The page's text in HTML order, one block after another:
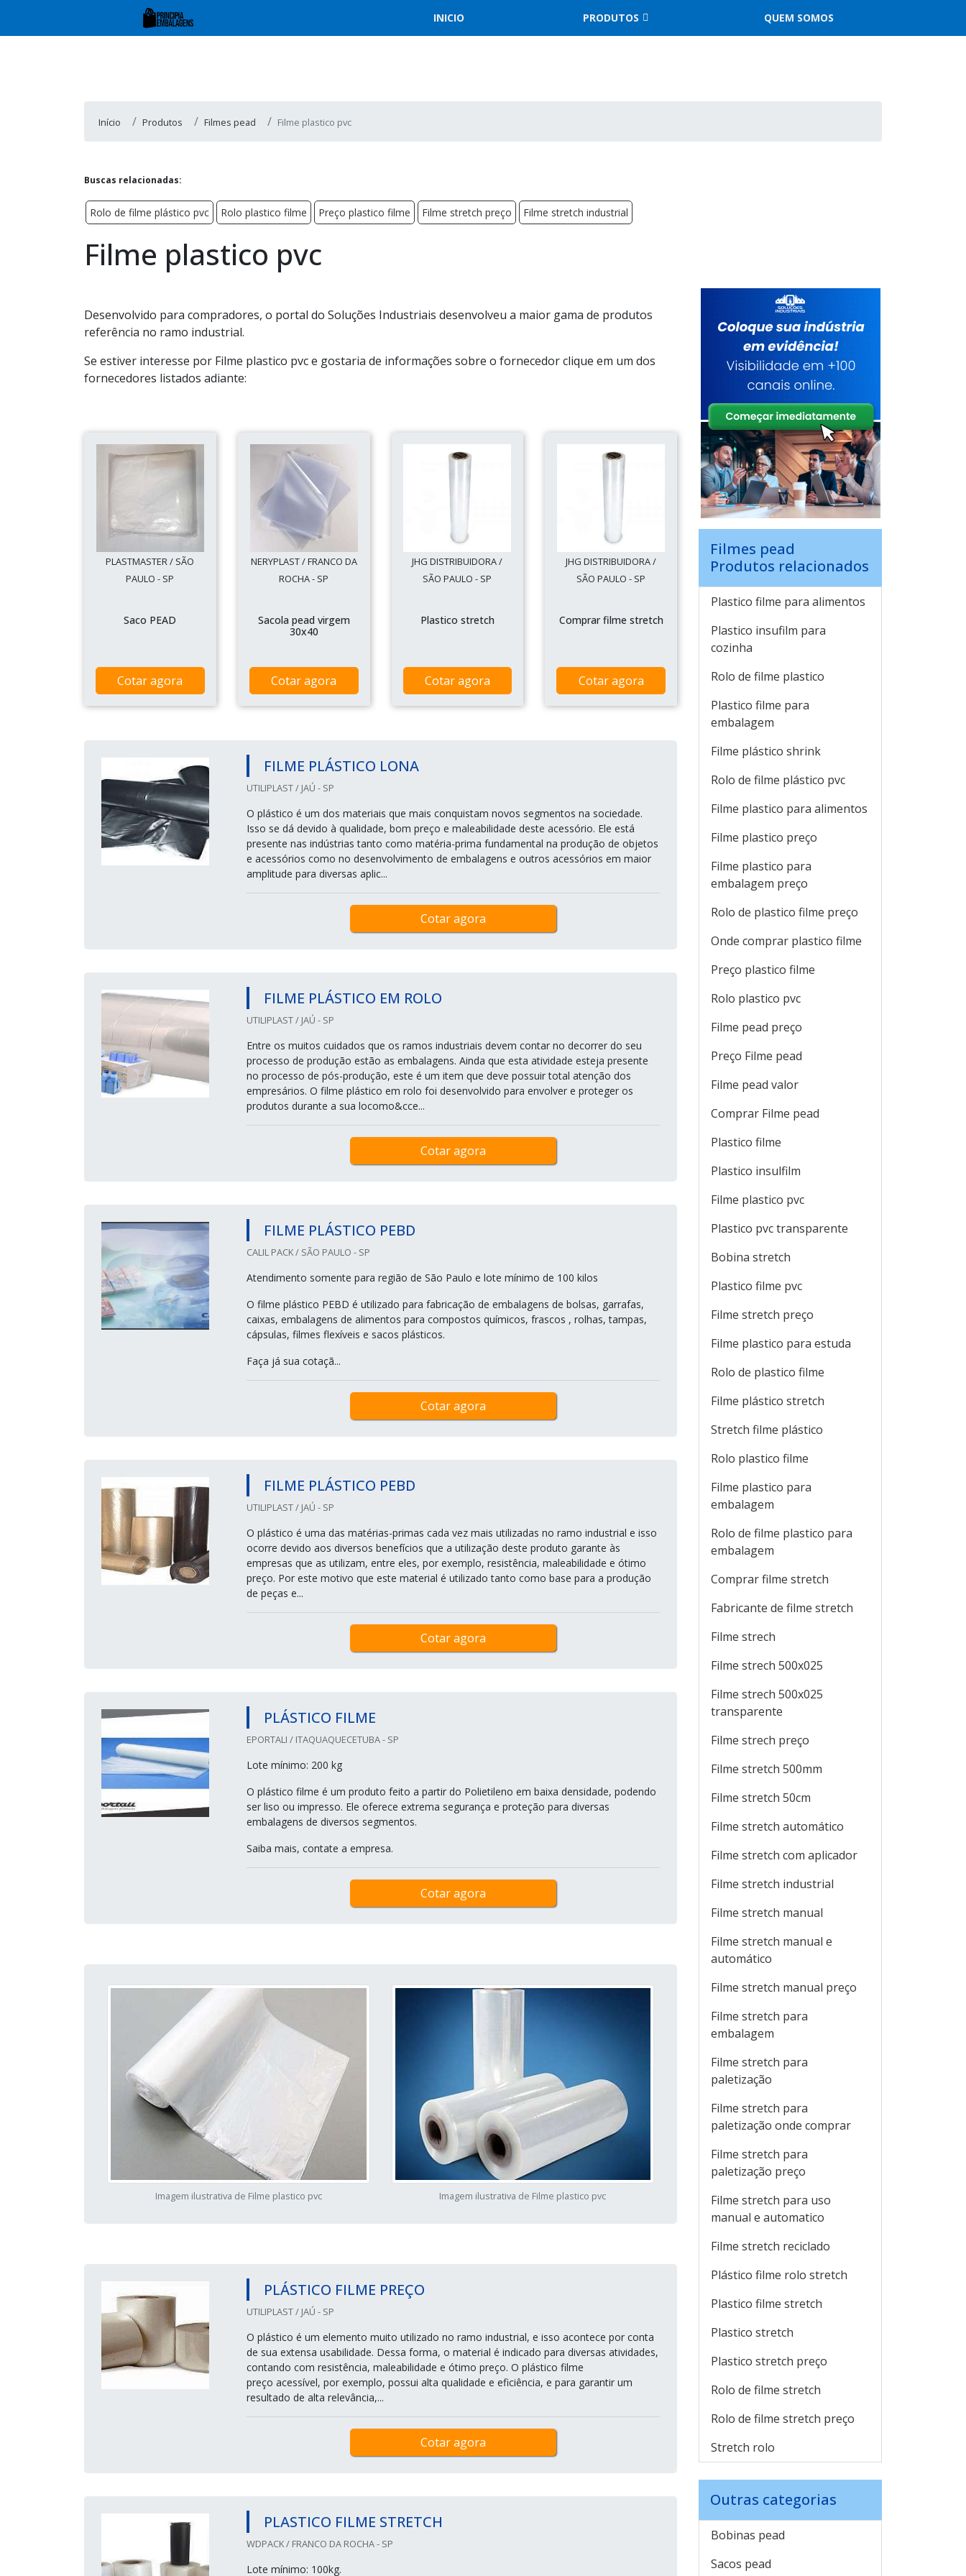
INICIO PRODUTOS QUEM SOMOS
Início Produtos Filmes pead Filme plastico pvc
Buscas relacionadas:
Rolo de filme plástico pvc Rolo plastico filme Preço plastico filme Filme stretch preço Filme stretch industrial
Filme plastico pvc
Desenvolvido para compradores, o portal do Soluções Industriais desenvolveu a maior gama de produtos
referência no ramo industrial.
Se estiver interesse por Filme plastico pvc e gostaria de informações sobre o fornecedor clique em um dos
fornecedores listados adiante:
PLASTMASTER / SÃO
PAULO - SP
Saco PEAD
Cotar agora
NERYPLAST / FRANCO DA
ROCHA - SP
Sacola pead virgem
30x40
Cotar agora
JHG DISTRIBUIDORA /
SÃO PAULO - SP
Plastico stretch
Cotar agora
JHG DISTRIBUIDORA /
SÃO PAULO - SP
Comprar filme stretch
Cotar agora
FILME PLÁSTICO LONA
UTILIPLAST / JAÚ - SP
O plástico é um dos materiais que mais conquistam novos segmentos na sociedade.
Isso se dá devido à qualidade, bom preço e maleabilidade deste acessório. Ele está
presente nas indústrias tanto como matéria-prima fundamental na produção de objetos
e acessórios como no desenvolvimento de embalagens e outros acessórios em maior
amplitude para diversas aplic...
Cotar agora
FILME PLÁSTICO EM ROLO
UTILIPLAST / JAÚ - SP
Entre os muitos cuidados que os ramos industriais devem contar no decorrer do seu
processo de produção estão as embalagens. Ainda que esta atividade esteja presente
no processo de pós-produção, este é um item que deve possuir total atenção dos
empresários. O filme plástico em rolo foi desenvolvido para envolver e proteger os
produtos durante a sua locomo&cce...
Cotar agora
FILME PLÁSTICO PEBD
CALIL PACK / SÃO PAULO - SP
Atendimento somente para região de São Paulo e lote mínimo de 100 kilos
O filme plástico PEBD é utilizado para fabricação de embalagens de bolsas, garrafas,
caixas, embalagens de alimentos para compostos químicos, frascos , rolhas, tampas,
cápsulas, filmes flexíveis e sacos plásticos.
Faça já sua cotaçã...
Cotar agora
FILME PLÁSTICO PEBD
UTILIPLAST / JAÚ - SP
O plástico é uma das matérias-primas cada vez mais utilizadas no ramo industrial e isso
ocorre devido aos diversos benefícios que a utilização deste produto garante às
empresas que as utilizam, entre eles, por exemplo, resistência, maleabilidade e ótimo
preço. Por este motivo que este material é utilizado tanto como base para a produção
de peças e...
Cotar agora
PLÁSTICO FILME
EPORTALI / ITAQUAQUECETUBA - SP
Lote mínimo: 200 kg
O plástico filme é um produto feito a partir do Polietileno em baixa densidade, podendo
ser liso ou impresso. Ele oferece extrema segurança e proteção para diversas
embalagens de diversos segmentos.
Saiba mais, contate a empresa.
Cotar agora
Imagem ilustrativa de Filme plastico pvc Imagem ilustrativa de Filme plastico pvc
PLÁSTICO FILME PREÇO
UTILIPLAST / JAÚ - SP
O plástico é um elemento muito utilizado no ramo industrial, e isso acontece por conta
de sua extensa usabilidade. Dessa forma, o material é indicado para diversas atividades,
contando com resistência, maleabilidade e ótimo preço. O plástico filme
preço acessível, por exemplo, possui alta qualidade e eficiência, e para garantir um
resultado de alta relevância,...
Cotar agora
PLASTICO FILME STRETCH
WDPACK / FRANCO DA ROCHA - SP
Lote mínimo: 100kg.
Filmes pead
Produtos relacionados
Plastico filme para alimentos
Plastico insufilm para
cozinha
Rolo de filme plastico
Plastico filme para
embalagem
Filme plástico shrink
Rolo de filme plástico pvc
Filme plastico para alimentos
Filme plastico preço
Filme plastico para
embalagem preço
Rolo de plastico filme preço
Onde comprar plastico filme
Preço plastico filme
Rolo plastico pvc
Filme pead preço
Preço Filme pead
Filme pead valor
Comprar Filme pead
Plastico filme
Plastico insulfilm
Filme plastico pvc
Plastico pvc transparente
Bobina stretch
Plastico filme pvc
Filme stretch preço
Filme plastico para estuda
Rolo de plastico filme
Filme plástico stretch
Stretch filme plástico
Rolo plastico filme
Filme plastico para
embalagem
Rolo de filme plastico para
embalagem
Comprar filme stretch
Fabricante de filme stretch
Filme strech
Filme strech 500x025
Filme strech 500x025
transparente
Filme strech preço
Filme stretch 500mm
Filme stretch 50cm
Filme stretch automático
Filme stretch com aplicador
Filme stretch industrial
Filme stretch manual
Filme stretch manual e
automático
Filme stretch manual preço
Filme stretch para
embalagem
Filme stretch para
paletização
Filme stretch para
paletização onde comprar
Filme stretch para
paletização preço
Filme stretch para uso
manual e automatico
Filme stretch reciclado
Plástico filme rolo stretch
Plastico filme stretch
Plastico stretch
Plastico stretch preço
Rolo de filme stretch
Rolo de filme stretch preço
Stretch rolo
Outras categorias
Bobinas pead
Sacos pead